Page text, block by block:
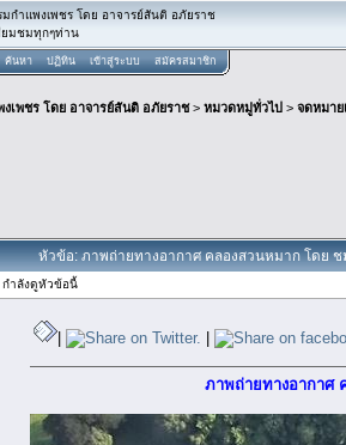
กำแพงเพชร โดย อาจารย์สันติ อภัยราช
ยมชมทุกๆท่าน
ค้นหา ปฏิทิน เข้าสู่ระบบ สมัครสมาชิก
เพชร โดย อาจารย์สันติ อภัยราช> หมวดหมู่ทั่วไป > จดหมา
หัวข้อ: ภาพถ่ายทางอากาศ คลองสวนหมาก โดย
กำลังดูหัวข้อนี้
| |
ภาพถ่ายทางอากา